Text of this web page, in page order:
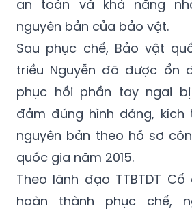
an toàn và khả năng
nguyên bản của bảo vật.
Sau phục chế, Bảo vật
triều Nguyễn đã được ổn
phục hồi phần tay ngai
đảm đúng hình dáng, kích
nguyên bản theo hồ sơ
quốc gia năm 2015.
Theo lãnh đạo TTBTDT
hoàn thành phục chế,